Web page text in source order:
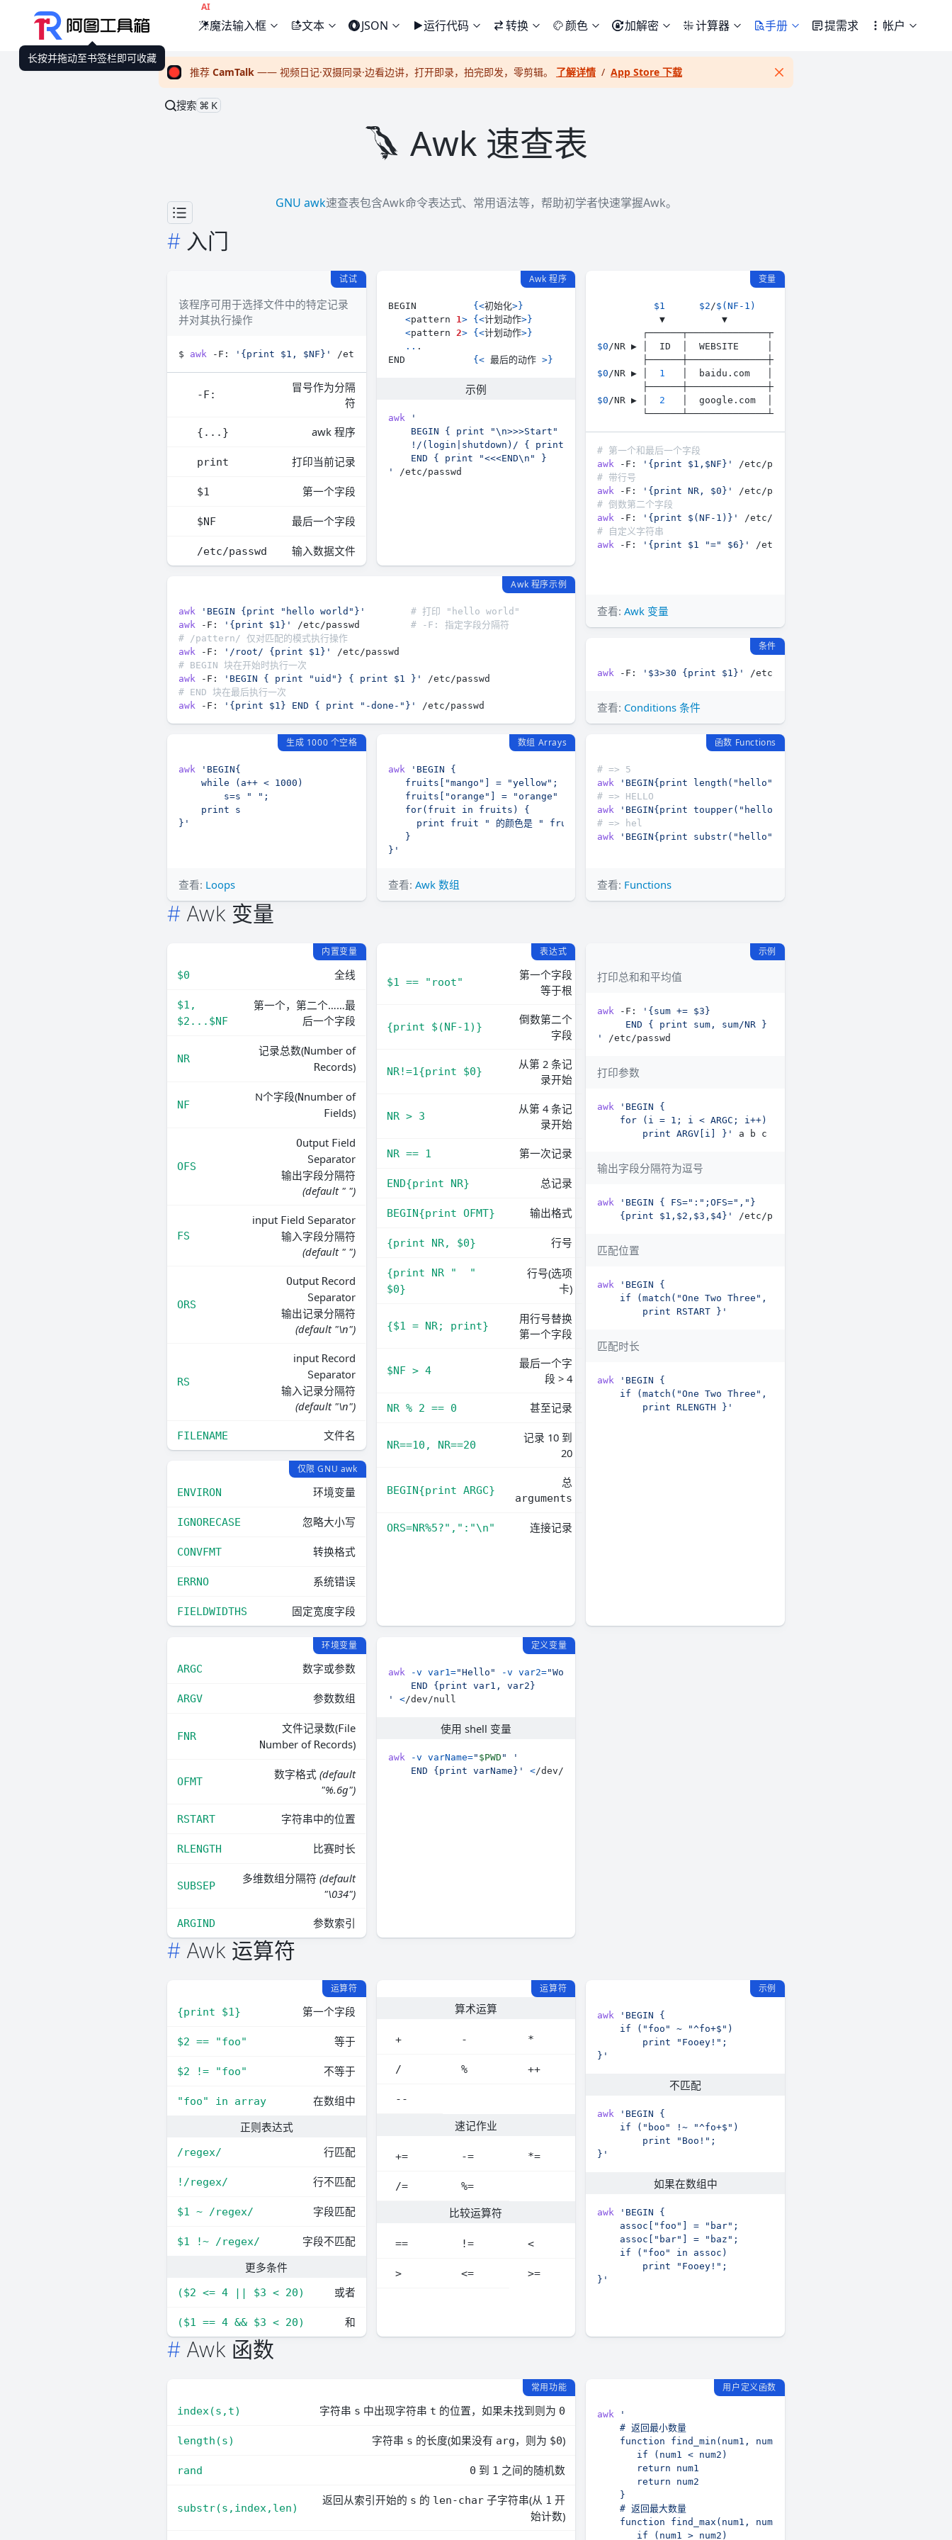
魔法输入框
AI
文本 JSON 运行代码 转换 颜色 加解密 计算器 手册 提需求 帐户
长按并拖动至书签栏即可收藏
推荐 CamTalk —— 视频日记·双摄同录·边看边讲，打开即录，拍完即发，零剪辑。 了解详情 / App Store 下载 Close
搜索 ⌘K
Awk 速查表
GNU awk速查表包含Awk命令表达式、常用语法等，帮助初学者快速掌握Awk。
入门
试试
该程序可用于选择文件中的特定记录
并对其执行操作
$ awk -F: '{print $1, $NF}'
-F:
冒号作为分隔
符
{...} awk 程序
print 打印当前记录
$1 第一个字段
$NF 最后一个字段
/etc/passwd 输入数据文件
Awk 程序
BEGIN { <初始化>}
<pattern 1> { <计划动作>}
<pattern 2> { <计划动作>}
..
END { < 最后的动作 >}
示例
awk
    !/(login|shutdown)/ { print NR, $0 }
'
变量
$1 $2 /$(NF-1 )
$0
$0 /NR ▶ │ 1
   │  baidu.com   │
$0 /NR ▶ │ 2
   │  google.com  │
# 第一个和最后一个字段
awk -F: '{print $1,$NF}'
# 带行号
awk -F: '{print NR, $0}'
# 倒数第二个字段
awk -F: '{print $(NF-1)}'
# 自定义字符串
awk -F: '{print $1 "=" $6}'
查看:Awk 变量
Awk 程序示例
awk 'BEGIN {print "hello world"}'
# 打印 "hello world"
awk -F: '{print $1}' /etc/passwd # -F: 指定字段分隔符
# /pattern/ 仅对匹配的模式执行操作
awk -F: '/root/ {print $1}'
# BEGIN 块在开始时执行一次
awk -F: 'BEGIN { print "uid"} { print $1 }'
# END 块在最后执行一次
awk -F: '{print $1} END { print "-done-"}'
条件
awk -F: '$3>30 {print $1}'
查看: Conditions 条件
生成 1000 个空格
awk
}'
查看: Loops
数组 Arrays
awk
}'
查看: Awk 数组
函数 Functions
# => 5
awk
'BEGIN{print length("hello")}'
# => HELLO
awk
'BEGIN{print toupper("hello")}'
# => hel
awk
'BEGIN{print substr("hello", 1, 3)}'
查看: Functions
Awk 变量
内置变量
$0
全线
$1,
$2...$NF
第一个，第二个……最
后一个字段
NR
记录总数(Number of
Records)
NF
N个字段(Nnumber of
Fields)
OFS
Output Field
Separator
输出字段分隔符
(default " ")
FS
input Field Separator
输入字段分隔符
(default " ")
ORS
Output Record
Separator
输出记录分隔符
(default "\n")
RS
input Record
Separator
输入记录分隔符
(default "\n")
FILENAME 文件名
表达式
$1 == "root"
第一个字段
等于根
{print $(NF-1)}
倒数第二个
字段
NR!=1{print $0}
从第 2 条记
录开始
NR > 3
从第 4 条记
录开始
NR == 1 第一次记录
END{print NR} 总记录
BEGIN{print OFMT} 输出格式
{print NR, $0} 行号
{print NR "  "
$0}
行号(选项
卡)
{$1 = NR; print}
用行号替换
第一个字段
$NF > 4
最后一个字
段 > 4
NR % 2 == 0 甚至记录
NR==10, NR==20
记录 10 到
20
BEGIN{print ARGC}
总
arguments
ORS=NR%5?",":"\n" 连接记录
示例
打印总和和平均值
awk -F:
'
打印参数
awk
        print ARGV[i] }'
输出字段分隔符为逗号
awk
    {print $1,$2,$3,$4}'
匹配位置
awk
        print RSTART }'
匹配时长
awk
        print RLENGTH }'
仅限 GNU awk
ENVIRON
环境变量
IGNORECASE 忽略大小写
CONVFMT 转换格式
ERRNO 系统错误
FIELDWIDTHS 固定宽度字段
环境变量
ARGC
数字或参数
ARGV 参数数组
FNR
文件记录数(File
Number of Records)
OFMT
数字格式 (default
"%.6g")
RSTART 字符串中的位置
RLENGTH 比赛时长
SUBSEP
多维数组分隔符 (default
"\034")
ARGIND 参数索引
定义变量
awk -v var1 ="Hello" -v var2="Wold"
'
<
使用 shell 变量
awk -v varName=" $PWD "
    END {print varName}'
<
Awk 运算符
运算符
{print $1}
第一个字段
$2 == "foo" 等于
$2 != "foo" 不等于
"foo" in array
在数组中
正则表达式
/regex/ 行匹配
!/regex/ 行不匹配
$1 ~ /regex/ 字段匹配
$1 !~ /regex/
字段不匹配
更多条件
($2 <= 4 || $3 < 20) 或者
($1 == 4 && $3 < 20) 和
运算符
算术运算
+ - *
/ % ++
--
速记作业
+= -= *=
/= %=
比较运算符
== != <
> <= >=
示例
awk
}'
不匹配
awk
}'
如果在数组中
awk
}'
Awk 函数
常用功能
index(s,t)
字符串 s 中出现字符串 t 的位置，如果未找到则为 0
length(s) 字符串 s 的长度(如果没有 arg，则为 $0)
rand 0 到 1 之间的随机数
substr(s,index,len)
返回从索引开始的 s 的 len-char 子字符串(从 1 开
始计数)
用户定义函数
awk